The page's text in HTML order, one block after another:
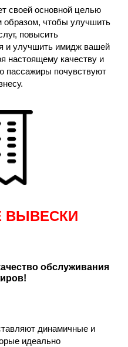
своей основной целью
образом, чтобы улучшить
повысить
и улучшить имидж вашей
настоящему качеству и
пассажиры почувствуют
ВЫВЕСКИ
обслуживания
динамичные и
идеально